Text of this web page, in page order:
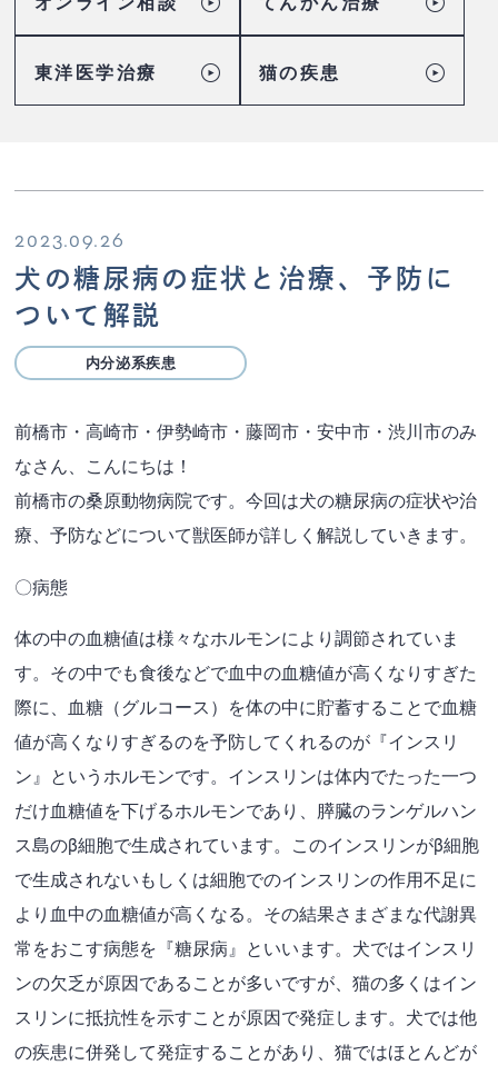
東洋医学治療 猫の疾患
2023.09.26
犬の糖尿病の症状と治療、予防に
ついて解説
内分泌系疾患
前橋市・高崎市・伊勢崎市・藤岡市・安中市・渋川市のみ
なさん、こんにちは！
前橋市の桑原動物病院です。今回は犬の糖尿病の症状や治
療、予防などについて獣医師が詳しく解説していきます。
〇病態
体の中の血糖値は様々なホルモンにより調節されていま
す。その中でも食後などで血中の血糖値が高くなりすぎた
際に、血糖（グルコース）を体の中に貯蓄することで血糖
値が高くなりすぎるのを予防してくれるのが『インスリ
ン』というホルモンです。インスリンは体内でたった一つ
だけ血糖値を下げるホルモンであり、膵臓のランゲルハン
ス島のβ細胞で生成されています。このインスリンがβ細胞
で生成されないもしくは細胞でのインスリンの作用不足に
より血中の血糖値が高くなる。その結果さまざまな代謝異
常をおこす病態を『糖尿病』といいます。犬ではインスリ
ンの欠乏が原因であることが多いですが、猫の多くはイン
スリンに抵抗性を示すことが原因で発症します。犬では他
の疾患に併発して発症することがあり、猫ではほとんどが